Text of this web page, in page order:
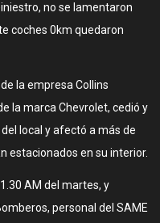
no se lamentaron
coches 0km quedaron
la empresa Collins
la marca Chevrolet, cedió y
local y afectó a más de
estacionados en su interior.
AM del martes, y
personal del SAME